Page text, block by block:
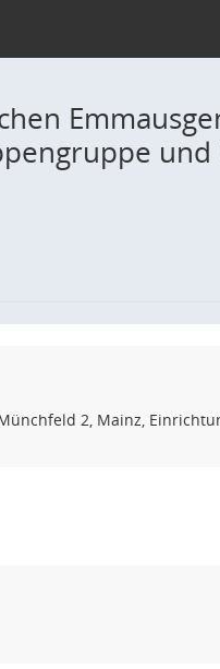
2, Mainz,